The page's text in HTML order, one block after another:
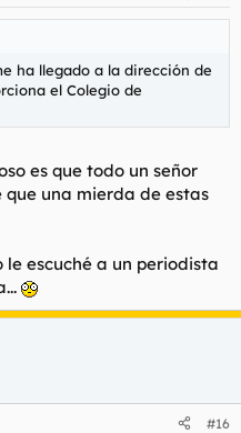
ha llegado a la dirección de
el Colegio de
es que todo un señor
una mierda de estas
le escuché a un periodista
#16